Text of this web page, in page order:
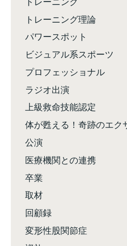
トレーニング理論
パワースポット
ビジュアル系スポーツ
プロフェッショナル
ラジオ出演
上級救命技能認定
体が甦える！奇跡のエク
公演
医療機関との連携
卒業
取材
回顧録
変形性股関節症